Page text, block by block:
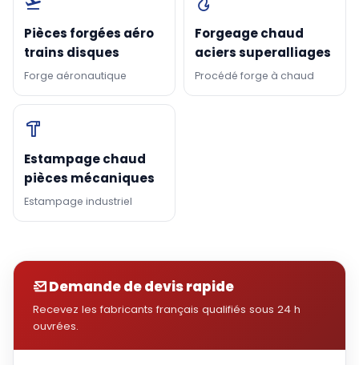
Pièces forgées aéro
trains disques
Forge aéronautique
Forgeage chaud
aciers superalliages
Procédé forge à chaud
Estampage chaud
pièces mécaniques
Estampage industriel
Demande de devis rapide
Recevez les fabricants français qualifiés sous 24 h
ouvrées.